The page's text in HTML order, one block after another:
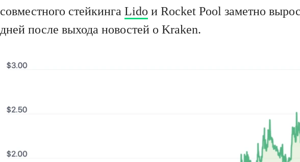
совместного стейкинга Lido и Rocket Pool заметно
дней после выхода новостей о Kraken.